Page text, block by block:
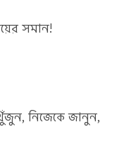
সমান!
নিজেকে জানুন,